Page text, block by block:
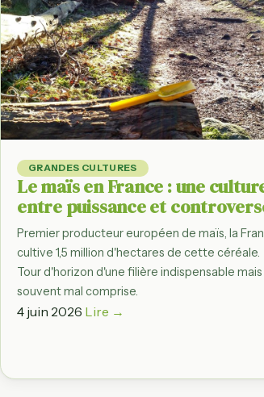
GRANDES CULTURES
Le maïs en France : une
entre puissance et
Premier producteur européen de maïs, la
cultive 1,5 million d'hectares de cette céréale.
Tour d'horizon d'une filière indispensable mais
souvent mal comprise.
4 juin 2026 Lire →